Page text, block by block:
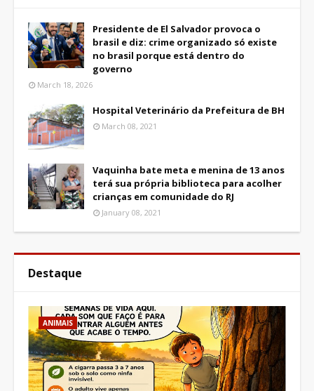
Presidente de El Salvador provoca o
brasil e diz: crime organizado só existe
no brasil porque está dentro do
governo
March 18, 2026
Hospital Veterinário da Prefeitura de BH
March 08, 2021
Vaquinha bate meta e menina de 13 anos
terá sua própria biblioteca para acolher
crianças em comunidade do RJ
January 08, 2021
Destaque
ANIMAIS